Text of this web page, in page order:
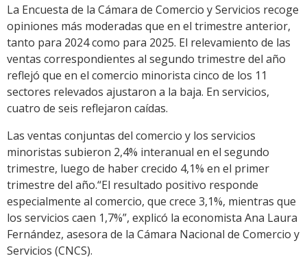
Link
La Encuesta de la Cámara de Comercio y Servicios recoge
opiniones más moderadas que en el trimestre anterior,
tanto para 2024 como para 2025. El relevamiento de las
ventas correspondientes al segundo trimestre del año
reflejó que en el comercio minorista cinco de los 11
sectores relevados ajustaron a la baja. En servicios,
cuatro de seis reflejaron caídas.
Las ventas conjuntas del comercio y los servicios
minoristas subieron 2,4% interanual en el segundo
trimestre, luego de haber crecido 4,1% en el primer
trimestre del año.“El resultado positivo responde
especialmente al comercio, que crece 3,1%, mientras que
los servicios caen 1,7%”, explicó la economista Ana Laura
Fernández, asesora de la Cámara Nacional de Comercio y
Servicios (CNCS).